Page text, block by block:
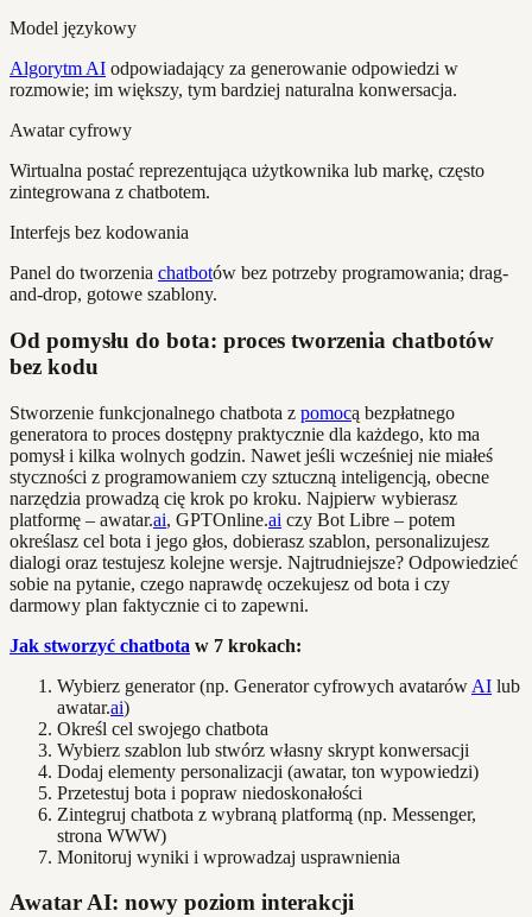
Model językowy
Algorytm AI odpowiadający za generowanie odpowiedzi w
rozmowie; im większy, tym bardziej naturalna konwersacja.
Awatar cyfrowy
Wirtualna postać reprezentująca użytkownika lub markę, często
zintegrowana z chatbotem.
Interfejs bez kodowania
Panel do tworzenia chatbotów bez potrzeby programowania; drag-
and-drop, gotowe szablony.
Od pomysłu do bota: proces tworzenia chatbotów
bez kodu
Stworzenie funkcjonalnego chatbota z pomocą bezpłatnego
generatora to proces dostępny praktycznie dla każdego, kto ma
pomysł i kilka wolnych godzin. Nawet jeśli wcześniej nie miałeś
styczności z programowaniem czy sztuczną inteligencją, obecne
narzędzia prowadzą cię krok po kroku. Najpierw wybierasz
platformę – awatar.ai, GPTOnline.ai czy Bot Libre – potem
określasz cel bota i jego głos, dobierasz szablon, personalizujesz
dialogi oraz testujesz kolejne wersje. Najtrudniejsze? Odpowiedzieć
sobie na pytanie, czego naprawdę oczekujesz od bota i czy
darmowy plan faktycznie ci to zapewni.
Jak stworzyć chatbota w 7 krokach:
Wybierz generator (np. Generator cyfrowych avatarów AI lub
awatar.ai)
Określ cel swojego chatbota
Wybierz szablon lub stwórz własny skrypt konwersacji
Dodaj elementy personalizacji (awatar, ton wypowiedzi)
Przetestuj bota i popraw niedoskonałości
Zintegruj chatbota z wybraną platformą (np. Messenger,
strona WWW)
Monitoruj wyniki i wprowadzaj usprawnienia
Awatar AI: nowy poziom interakcji